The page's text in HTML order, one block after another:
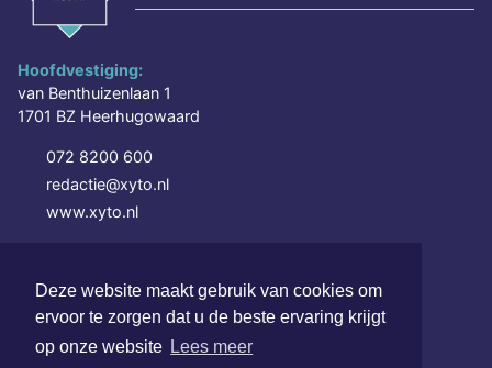
Deze website maakt gebruik van cookies om
ervoor te zorgen dat u de beste ervaring krijgt
op onze website Lees meer
Hoofdvestiging:
van Benthuizenlaan 1
1701 BZ Heerhugowaard
072 8200 600
redactie@xyto.nl
www.xyto.nl
NIEUWSBRIEF AANMELDEN